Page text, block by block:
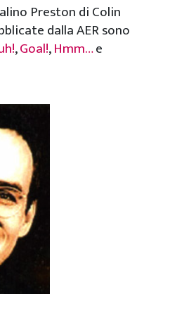
Preston di Colin
dalla AER sono
,Goal!,Hmm…e